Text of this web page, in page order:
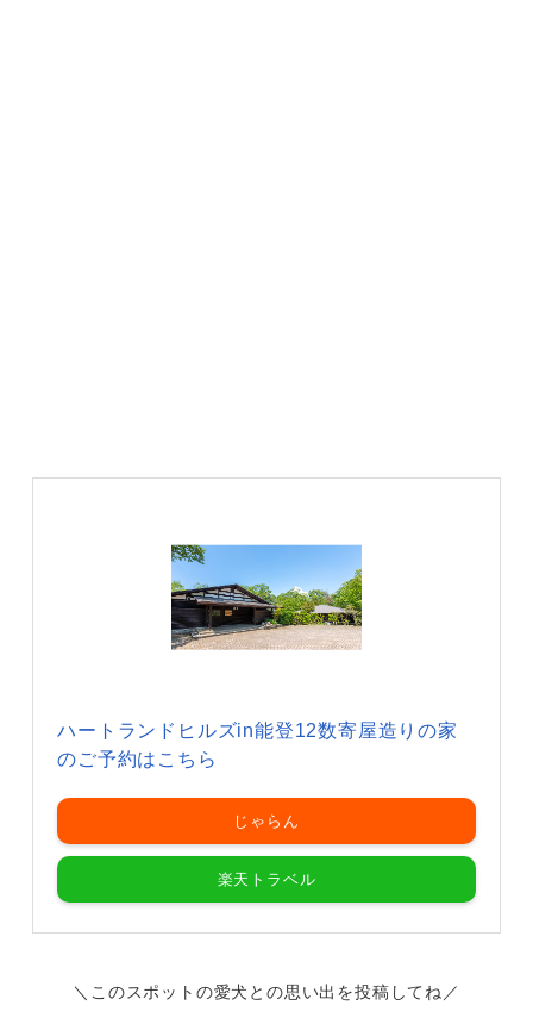
ハートランドヒルズin能登12数寄屋造りの家
のご予約はこちら
じゃらん
楽天トラベル
＼このスポットの愛犬との思い出を投稿してね／